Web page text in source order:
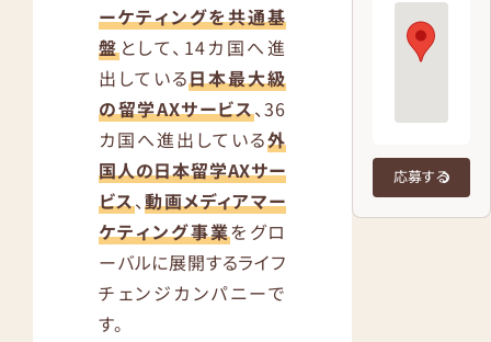
ーケティングを共通基
盤として、14カ国へ進
出している日本最大級
の留学AXサービス、36
カ国へ進出している外
国人の日本留学AXサー
ビス、動画メディアマー
ケティング事業をグロ
ーバルに展開するライフ
チェンジカンパニーで
す。
応募する